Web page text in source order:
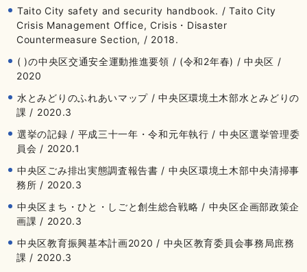
Taito City safety and security handbook. / Taito City
Crisis Management Office, Crisis・Disaster
Countermeasure Section, / 2018.
( )の中央区交通安全運動推進要領 / (令和2年春) / 中央区 /
2020
水とみどりのふれあいマップ / 中央区環境土木部水とみどりの
課 / 2020.3
選挙の記録 / 平成三十一年・令和元年執行 / 中央区選挙管理委
員会 / 2020.1
中央区ごみ排出実態調査報告書 / 中央区環境土木部中央清掃事
務所 / 2020.3
中央区まち・ひと・しごと創生総合戦略 / 中央区企画部政策企
画課 / 2020.3
中央区教育振興基本計画2020 / 中央区教育委員会事務局庶務
課 / 2020.3